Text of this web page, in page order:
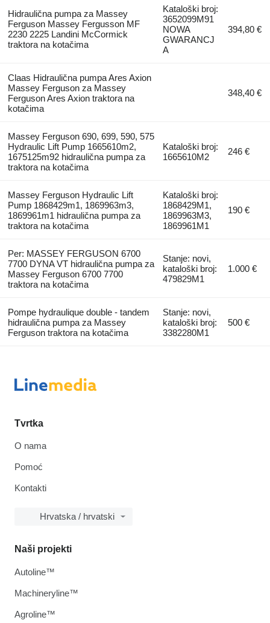
Hidraulična pumpa za Massey
Ferguson Massey Fergusson MF
2230 2225 Landini McCormick
traktora na kotačima
Kataloški broj:
3652099M91
NOWA
GWARANCJ
A
394,80 €
Claas Hidraulična pumpa Ares Axion
Massey Ferguson za Massey
Ferguson Ares Axion traktora na
kotačima
348,40 €
Massey Ferguson 690, 699, 590, 575
Hydraulic Lift Pump 1665610m2,
1675125m92 hidraulična pumpa za
traktora na kotačima
Kataloški broj:
1665610M2
246 €
Massey Ferguson Hydraulic Lift
Pump 1868429m1, 1869963m3,
1869961m1 hidraulična pumpa za
traktora na kotačima
Kataloški broj:
1868429M1,
1869963M3,
1869961M1
190 €
Per: MASSEY FERGUSON 6700
7700 DYNA VT hidraulična pumpa za
Massey Ferguson 6700 7700
traktora na kotačima
Stanje: novi,
kataloški broj:
479829M1
1.000 €
Pompe hydraulique double - tandem
hidraulična pumpa za Massey
Ferguson traktora na kotačima
Stanje: novi,
kataloški broj:
3382280M1
500 €
Tvrtka
O nama
Pomoć
Kontakti
Hrvatska / hrvatski
Naši projekti
Autoline™
Machineryline™
Agroline™